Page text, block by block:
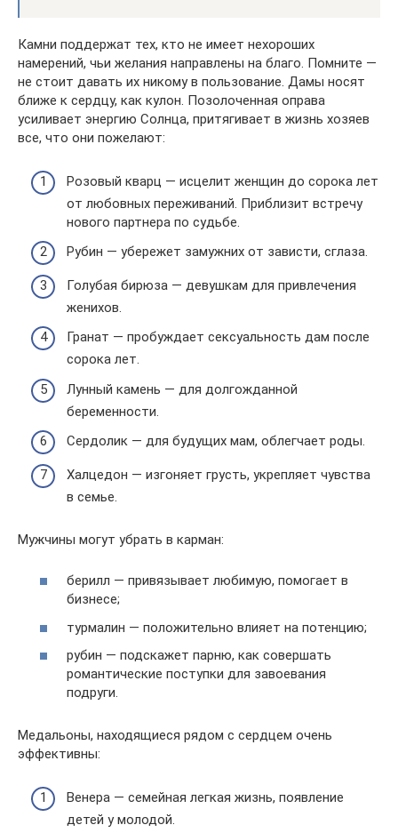
Камни поддержат тех, кто не имеет нехороших
намерений, чьи желания направлены на благо. Помните —
не стоит давать их никому в пользование. Дамы носят
ближе к сердцу, как кулон. Позолоченная оправа
усиливает энергию Солнца, притягивает в жизнь хозяев
все, что они пожелают:
Розовый кварц — исцелит женщин до сорока лет
от любовных переживаний. Приблизит встречу
нового партнера по судьбе.
Рубин — убережет замужних от зависти, сглаза.
Голубая бирюза — девушкам для привлечения
женихов.
Гранат — пробуждает сексуальность дам после
сорока лет.
Лунный камень — для долгожданной
беременности.
Сердолик — для будущих мам, облегчает роды.
Халцедон — изгоняет грусть, укрепляет чувства
в семье.
Мужчины могут убрать в карман:
берилл — привязывает любимую, помогает в
бизнесе;
турмалин — положительно влияет на потенцию;
рубин — подскажет парню, как совершать
романтические поступки для завоевания
подруги.
Медальоны, находящиеся рядом с сердцем очень
эффективны:
Венера — семейная легкая жизнь, появление
детей у молодой.